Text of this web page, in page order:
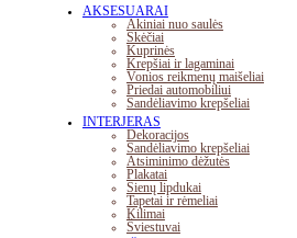
AKSESUARAI
Akiniai nuo saulės
Skėčiai
Kuprinės
Krepšiai ir lagaminai
Vonios reikmenų maišeliai
Priedai automobiliui
Sandėliavimo krepšeliai
INTERJERAS
Dekoracijos
Sandėliavimo krepšeliai
Atsiminimo dėžutės
Plakatai
Sienų lipdukai
Tapetai ir rėmeliai
Kilimai
Šviestuvai